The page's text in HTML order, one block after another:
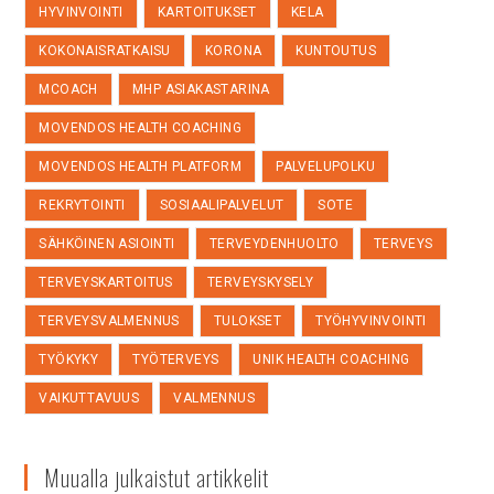
HYVINVOINTI KARTOITUKSET KELA
KOKONAISRATKAISU KORONA KUNTOUTUS
MCOACH MHP ASIAKASTARINA
MOVENDOS HEALTH COACHING
MOVENDOS HEALTH PLATFORM PALVELUPOLKU
REKRYTOINTI SOSIAALIPALVELUT SOTE
SÄHKÖINEN ASIOINTI TERVEYDENHUOLTO TERVEYS
TERVEYSKARTOITUS TERVEYSKYSELY
TERVEYSVALMENNUS TULOKSET TYÖHYVINVOINTI
TYÖKYKY TYÖTERVEYS UNIK HEALTH COACHING
VAIKUTTAVUUS VALMENNUS
Muualla julkaistut artikkelit